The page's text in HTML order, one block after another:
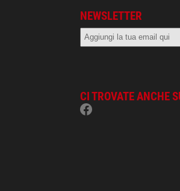
NEWSLETTER
CI TROVATE ANCHE